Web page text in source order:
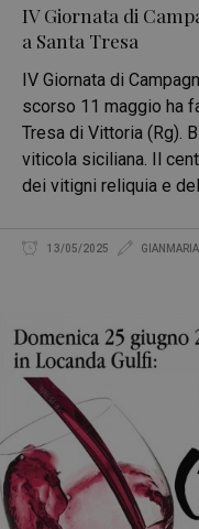
IV Giornata di
a Santa Tresa
IV Giornata di
scorso 11 maggio ha
Tresa di Vittoria (Rg).
viticola siciliana. Il
dei vitigni reliquia e
13/05/2025